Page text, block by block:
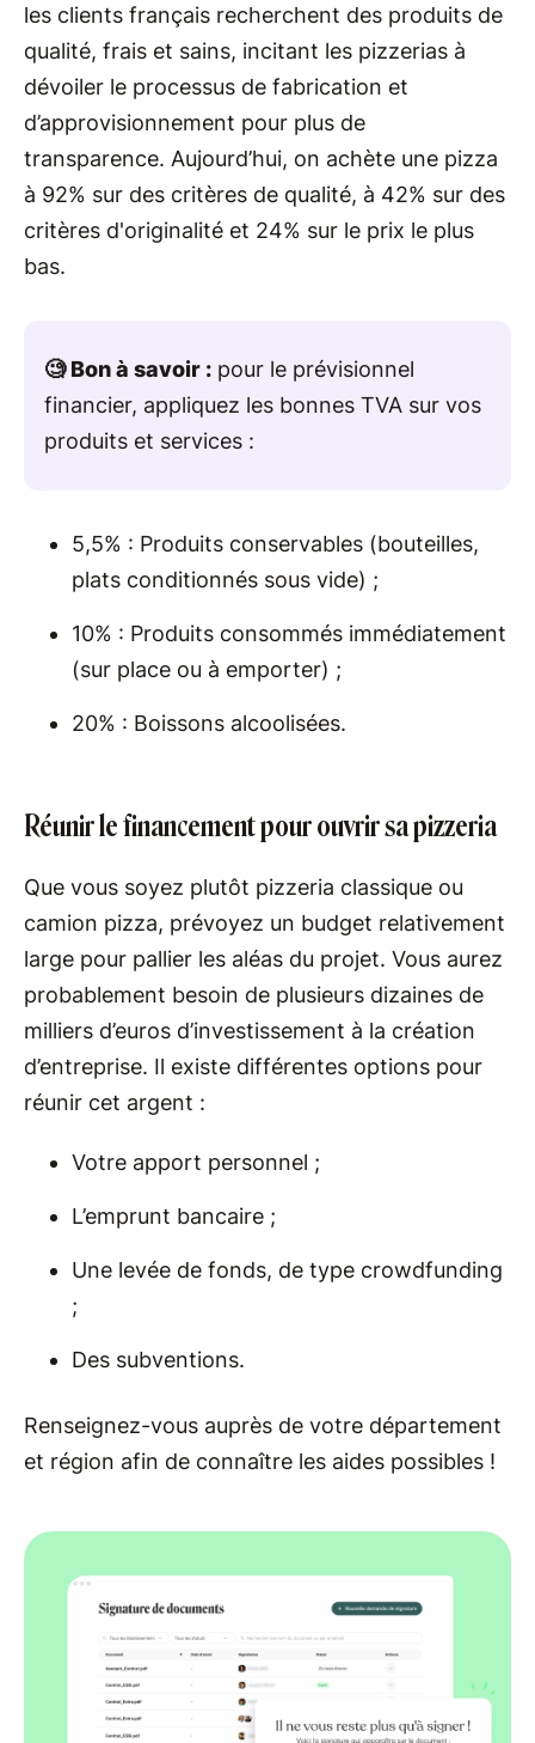
les clients français recherchent des produits de
qualité, frais et sains, incitant les pizzerias à
dévoiler le processus de fabrication et
d’approvisionnement pour plus de
transparence. Aujourd’hui, on achète une pizza
à 92% sur des critères de qualité, à 42% sur des
critères d'originalité et 24% sur le prix le plus
bas.
🧐 Bon à savoir : pour le prévisionnel
financier, appliquez les bonnes TVA sur vos
produits et services :
5,5% : Produits conservables (bouteilles,
plats conditionnés sous vide) ;
10% : Produits consommés immédiatement
(sur place ou à emporter) ;
20% : Boissons alcoolisées.
Réunir le financement pour ouvrir sa pizzeria
Que vous soyez plutôt pizzeria classique ou
camion pizza, prévoyez un budget relativement
large pour pallier les aléas du projet. Vous aurez
probablement besoin de plusieurs dizaines de
milliers d’euros d’investissement à la création
d’entreprise. Il existe différentes options pour
réunir cet argent :
Votre apport personnel ;
L’emprunt bancaire ;
Une levée de fonds, de type crowdfunding
;
Des subventions.
Renseignez-vous auprès de votre département
et région afin de connaître les aides possibles !